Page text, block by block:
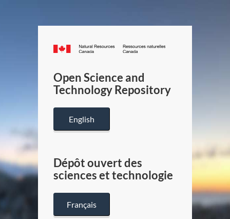
Canada.ca
/
Canada
Open Science and
Technology Repository
English
Dépôt ouvert des
sciences et technologie
Français